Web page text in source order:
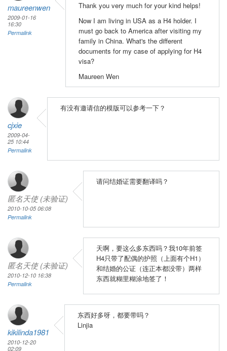
maureenwen
2009-01-16
16:30
Permalink
Thank you very much for your kind helps!
Now I am living in USA as a H4 holder. I
must go back to America after visiting my
family in China. What's the different
documents for my case of applying for H4
visa?
Maureen Wen
cjxie
2009-04-
25 10:44
Permalink
有没有邀请信的模版可以参考一下？
匿名天使 (未验证)
2010-10-05 06:08
Permalink
请问结婚证需要翻译吗？
匿名天使 (未验证)
2010-12-10 16:38
Permalink
天啊，要这么多东西吗？我10年前签
H4只带了配偶的护照（上面有个H1）
和结婚的公证（连正本都没带）两样
东西就糊里糊涂地签了！
kikilinda1981
2010-12-20
02:09
东西好多呀，都要带吗？
Linjia